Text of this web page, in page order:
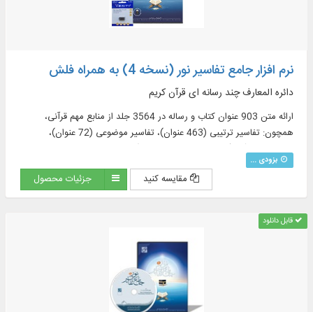
نرم افزار جامع تفاسیر نور (نسخه 4) به همراه فلش
دائره المعارف چند رسانه ای قرآن کریم
ارائه متن 903 عنوان کتاب و رساله در 3564 جلد از منابع مهم قرآنی،
همچون: تفاسیر ترتیبی (463 عنوان)، تفاسیر موضوعی (72 عنوان)،
قسمت دانشنامه)، منابع تفسیر و علوم قرآنی (319 عنوان)، فرهنگنامه‌ها (52
عنوان)، پرسمان‌های قرآنی (32 عنوان)
بزودی ...
مقایسه کنید جزئیات محصول
قابل دانلود